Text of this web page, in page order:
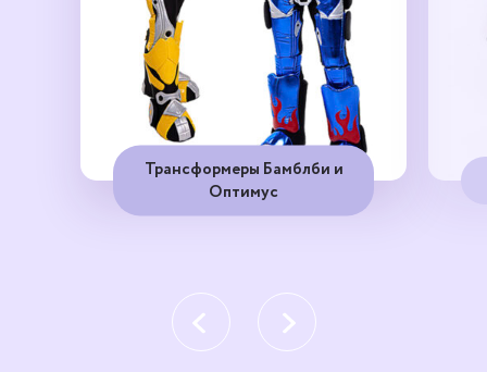
Трансформеры Бамблби и
Оптимус